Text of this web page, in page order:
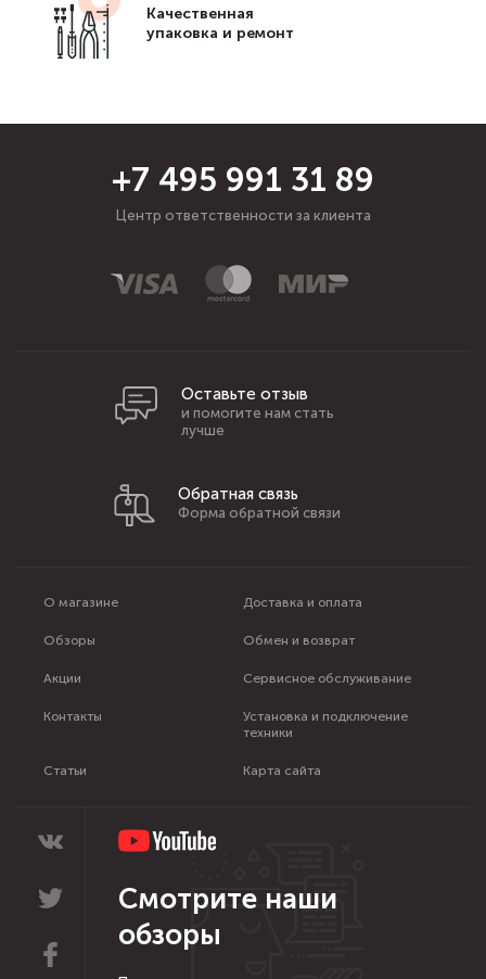
Качественная
упаковка и ремонт
+7 495 991 31 89
Центр ответственности за клиента
О магазине Доставка и оплата
Обзоры Обмен и возврат
Акции Сервисное обслуживание
Контакты
Установка и подключение
техники
Статьи Карта сайта
Оставьте отзыв
и помогите нам стать
лучше
Обратная связь
Форма обратной связи
Смотрите наши
обзоры